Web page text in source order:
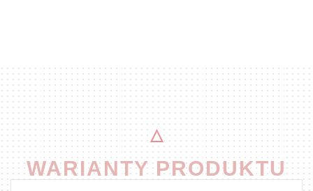
WARIANTY PRODUKTU